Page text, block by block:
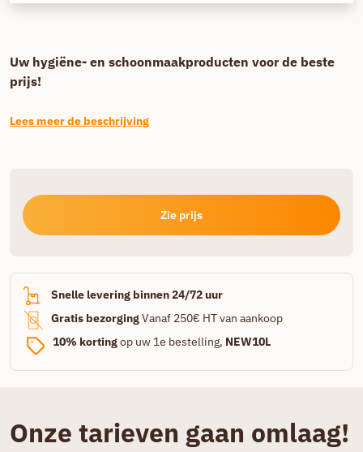
Uw hygiëne- en schoonmaakproducten voor de beste
prijs!
Lees meer de beschrijving
Zie prijs
Snelle levering binnen 24/72 uur
Gratis bezorgingVanaf 250€ HT van aankoop
10% kortingop uw 1e bestelling, NEW10L
Onze tarieven gaan omlaag!